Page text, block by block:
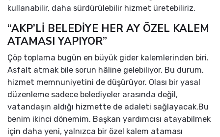
kullanabilir, daha sürdürülebilir hizmet üretebiliriz.
“AKP’Lİ BELEDİYE HER AY ÖZEL KALEM
ATAMASI YAPIYOR”
Çöp toplama bugün en büyük gider kalemlerinden biri.
Asfalt atmak bile sorun hâline gelebiliyor. Bu durum,
hizmet memnuniyetini de düşürüyor. Olası bir yasal
düzenleme sadece belediyeler arasında değil,
vatandaşın aldığı hizmette de adaleti sağlayacak.Bu
benim ikinci dönemim. Başkan yardımcısı atayabilmek
için daha yeni, yalnızca bir özel kalem ataması